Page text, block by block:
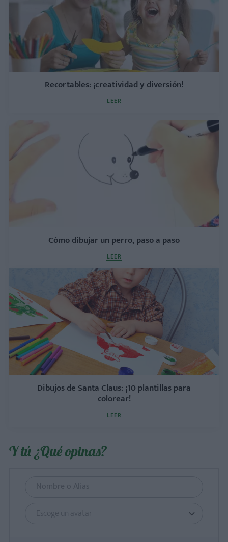
Recortables: ¡creatividad y diversión!
LEER
Cómo dibujar un perro, paso a paso
LEER
Dibujos de Santa Claus: ¡10 plantillas para
colorear!
LEER
Y tú ¿Qué opinas?
Escoge un avatar